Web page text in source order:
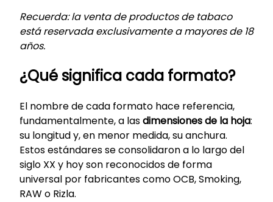
Recuerda: la venta de productos de tabaco
está reservada exclusivamente a mayores de 18
años.
¿Qué significa cada formato?
El nombre de cada formato hace referencia,
fundamentalmente, a lasdimensiones de la hoja:
su longitud y, en menor medida, su anchura.
Estos estándares se consolidaron a lo largo del
siglo XX y hoy son reconocidos de forma
universal por fabricantes como OCB, Smoking,
RAW o Rizla.